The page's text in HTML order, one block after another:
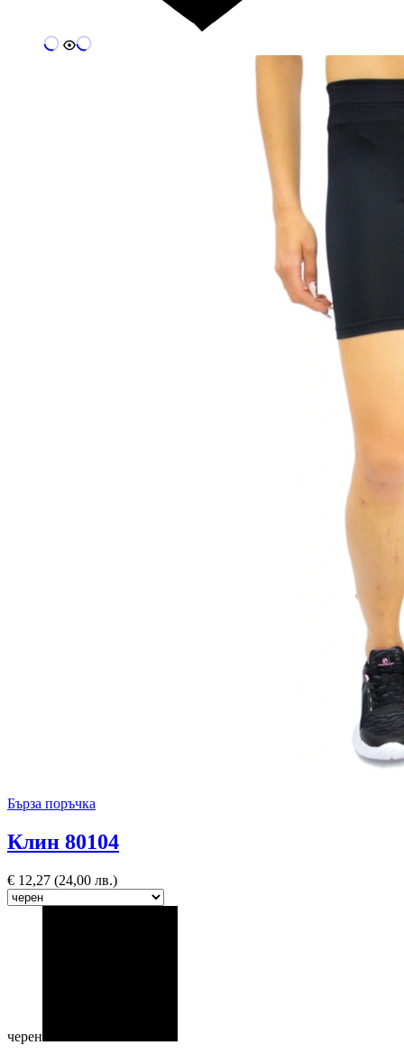
Бърза поръчка
Клин 80104
€ 12,27 (24,00 лв.)
черен